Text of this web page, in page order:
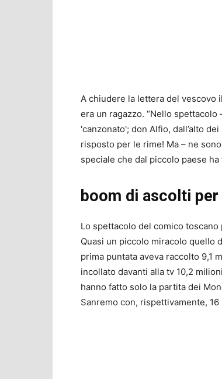
A chiudere la lettera del vescovo
era un ragazzo. “Nello
'canzonato'; don Alfio, dall’alto
risposto per le rime! Ma – ne
speciale che dal piccolo paese
boom di ascolti
Lo spettacolo del comico
Quasi un piccolo miracolo quello
prima puntata aveva raccolto 9,1
incollato davanti alla tv 10,2
hanno fatto solo la partita dei
Sanremo con, rispettivamente,